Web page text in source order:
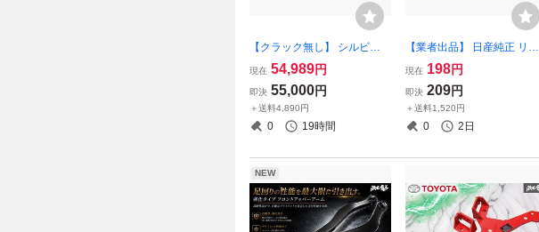
【クラック無し】 シルビア S
14 S15 SR20DE NA ノンタ
ーボ 5次元 五次元 プロレー
サーヘッダー エキマニ エキ
ゾーストマニホールド 94E0
27
現在 54,989円
即決 55,000円
＋送料4,890円
0 19時間
【業者出品】 日産純正 リア
オープン デフ デフ玉 単体 ノ
ーマル 部品 パーツ 駆動部品
駆動パーツ 激安魔王
現在 198円
即決 209円
＋送料1,520円
0 2日
NEW